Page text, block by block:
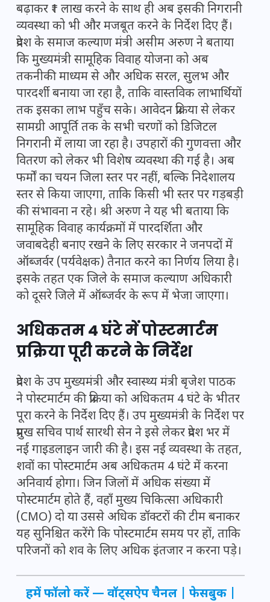
बढ़ाकर ₹1 लाख करने के साथ ही अब इसकी निगरानी
व्यवस्था को भी और मजबूत करने के निर्देश दिए हैं।
प्रदेश के समाज कल्याण मंत्री असीम अरुण ने बताया
कि मुख्यमंत्री सामूहिक विवाह योजना को अब
तकनीकी माध्यम से और अधिक सरल, सुलभ और
पारदर्शी बनाया जा रहा है, ताकि वास्तविक लाभार्थियों
तक इसका लाभ पहुँच सके। आवेदन प्रक्रिया से लेकर
सामग्री आपूर्ति तक के सभी चरणों को डिजिटल
निगरानी में लाया जा रहा है। उपहारों की गुणवत्ता और
वितरण को लेकर भी विशेष व्यवस्था की गई है। अब
फर्मों का चयन जिला स्तर पर नहीं, बल्कि निदेशालय
स्तर से किया जाएगा, ताकि किसी भी स्तर पर गड़बड़ी
की संभावना न रहे। श्री अरुण ने यह भी बताया कि
सामूहिक विवाह कार्यक्रमों में पारदर्शिता और
जवाबदेही बनाए रखने के लिए सरकार ने जनपदों में
ऑब्जर्वर (पर्यवेक्षक) तैनात करने का निर्णय लिया है।
इसके तहत एक जिले के समाज कल्याण अधिकारी
को दूसरे जिले में ऑब्जर्वर के रूप में भेजा जाएगा।
अधिकतम 4 घंटे मेंपोस्टमार्टम
प्रक्रिया पूरी करने के निर्देश
प्रदेश के उप मुख्यमंत्री और स्वास्थ्य मंत्री बृजेश पाठक
ने पोस्टमार्टम की प्रक्रिया को अधिकतम 4 घंटे के भीतर
पूरा करने के निर्देश दिए हैं। उप मुख्यमंत्री के निर्देश पर
प्रमुख सचिव पार्थ सारथी सेन ने इसे लेकर प्रदेश भर में
नई गाइडलाइन जारी की है। इस नई व्यवस्था के तहत,
शवों का पोस्टमार्टम अब अधिकतम 4 घंटे में करना
अनिवार्य होगा। जिन जिलों में अधिक संख्या में
पोस्टमार्टम होते हैं, वहाँ मुख्य चिकित्सा अधिकारी
(CMO) दो या उससे अधिक डॉक्टरों की टीम बनाकर
यह सुनिश्चित करेंगे कि पोस्टमार्टम समय पर हों, ताकि
परिजनों को शव के लिए अधिक इंतजार न करना पड़े।
हमें फॉलो करें — वॉट्सऐप चैनल फेसबुक